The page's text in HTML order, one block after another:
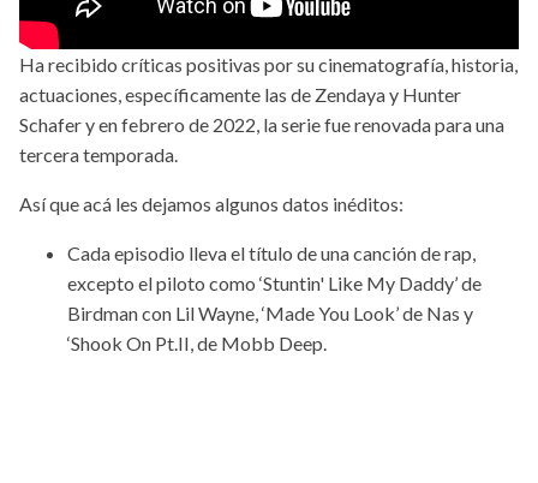
Ha recibido críticas positivas por su cinematografía, historia,
actuaciones, específicamente las de Zendaya y Hunter
Schafer y en febrero de 2022, la serie fue renovada para una
tercera temporada.
Así que acá les dejamos algunos datos inéditos:
Cada episodio lleva el título de una canción de rap,
excepto el piloto como ‘Stuntin' Like My Daddy’ de
Birdman con Lil Wayne, ‘Made You Look’ de Nas y
‘Shook On Pt.II, de Mobb Deep.